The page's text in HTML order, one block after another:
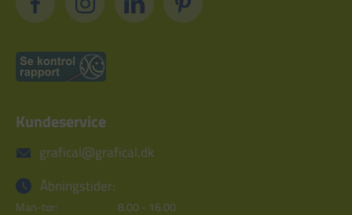
Kundeservice
grafical@grafical.dk
Åbningstider:
Man-tor: 8.00 - 16.00